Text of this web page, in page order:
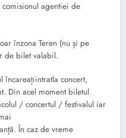
agentiei de
înzona Teren (nu și pe
de bilet valabil.
încareațiintratla concert,
Din acel moment biletul
/ concertul / festivalul iar
În caz de vreme